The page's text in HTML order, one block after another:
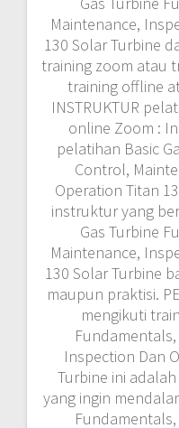
Maintenance,
130 Solar Turbine
training zoom atau
training offline
INSTRUKTUR
online Zoom :
pelatihan Basic
Control,
Operation Titan
instruktur yang
Gas Turbine
Maintenance,
130 Solar Turbine
maupun praktisi.
mengikuti
Inspection Dan
Turbine ini
yang ingin